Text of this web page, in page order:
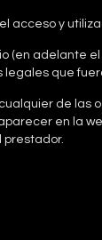
acceso y
adelante
legales que
de las
en la
prestador.